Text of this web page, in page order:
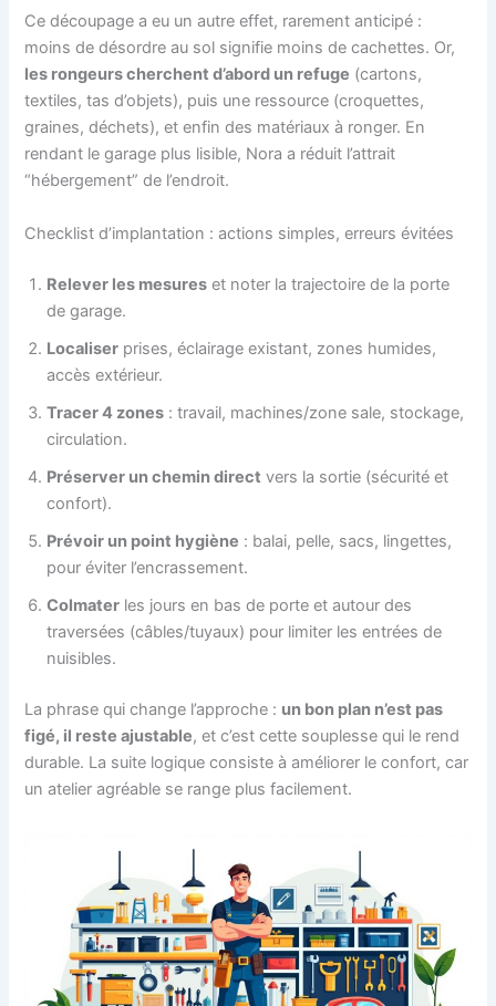
Ce découpage a eu un autre effet, rarement anticipé :
moins de désordre au sol signifie moins de cachettes. Or,
les rongeurs cherchent d’abord un refuge (cartons,
textiles, tas d’objets), puis une ressource (croquettes,
graines, déchets), et enfin des matériaux à ronger. En
rendant le garage plus lisible, Nora a réduit l’attrait
“hébergement” de l’endroit.
Checklist d’implantation : actions simples, erreurs évitées
Relever les mesures et noter la trajectoire de la porte
de garage.
Localiser prises, éclairage existant, zones humides,
accès extérieur.
Tracer 4 zones : travail, machines/zone sale, stockage,
circulation.
Préserver un chemin direct vers la sortie (sécurité et
confort).
Prévoir un point hygiène : balai, pelle, sacs, lingettes,
pour éviter l’encrassement.
Colmater les jours en bas de porte et autour des
traversées (câbles/tuyaux) pour limiter les entrées de
nuisibles.
La phrase qui change l’approche : un bon plan n’est pas
figé, il reste ajustable, et c’est cette souplesse qui le rend
durable. La suite logique consiste à améliorer le confort, car
un atelier agréable se range plus facilement.